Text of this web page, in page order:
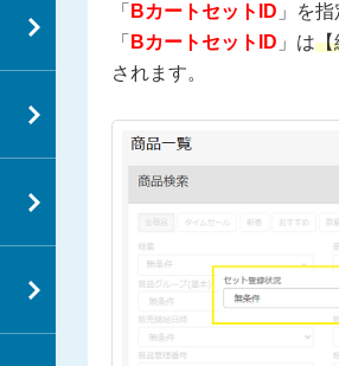
「 BカートセットID 」を
「 BカートセットID 」は【
されます。